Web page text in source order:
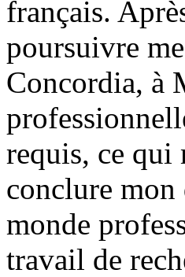
français.
poursuivre
Concordia, à
requis, ce qui
conclure mon
monde
travail de